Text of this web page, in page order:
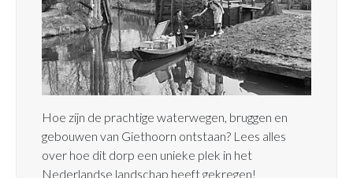
Hoe zijn de prachtige waterwegen, bruggen en
gebouwen van Giethoorn ontstaan? Lees alles
over hoe dit dorp een unieke plek in het
Nederlandse landschap heeft gekregen!